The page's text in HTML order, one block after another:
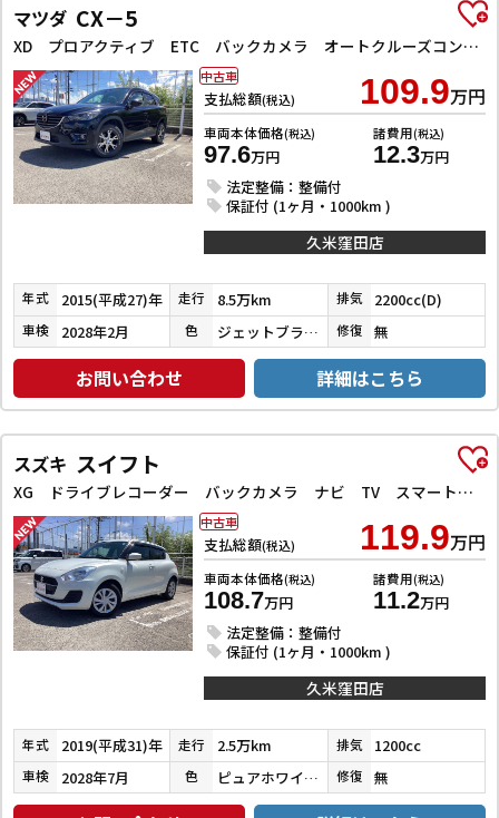
マツダ CX－5
XD プロアクティブ ETC バックカメラ オートクルーズコントロール レーンアシスト 衝突被害軽減システム ナビ オートライト LEDヘッドランプ アルミホイール スマートキー アイドリングストップ 電動格納ミラー AT
支払総額(税込) 109.9万円
車両本体価格(税込)
97.6万円
諸費用(税込)
12.3万円
法定整備：整備付
保証付 (1ヶ月・1000km )
中古車
久米窪田店
年式 2015(平成27)年 走行 8.5万km 排気 2200cc(D)
車検 2028年2月 色 ジェットブラックマイカ 修復 無
お問い合わせ 詳細はこちら
スズキ スイフト
XG ドライブレコーダー バックカメラ ナビ TV スマートキー 電動格納ミラー シートヒーター CVT 盗難防止システム 衝突安全ボディ ABS ESC CD Bluetooth エアコン
支払総額(税込) 119.9万円
車両本体価格(税込)
108.7万円
諸費用(税込)
11.2万円
法定整備：整備付
保証付 (1ヶ月・1000km )
中古車
久米窪田店
年式 2019(平成31)年 走行 2.5万km 排気 1200cc
車検 2028年7月 色 ピュアホワイトパール 修復 無